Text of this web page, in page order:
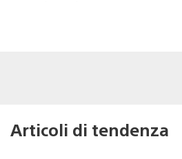
Articoli di tendenza